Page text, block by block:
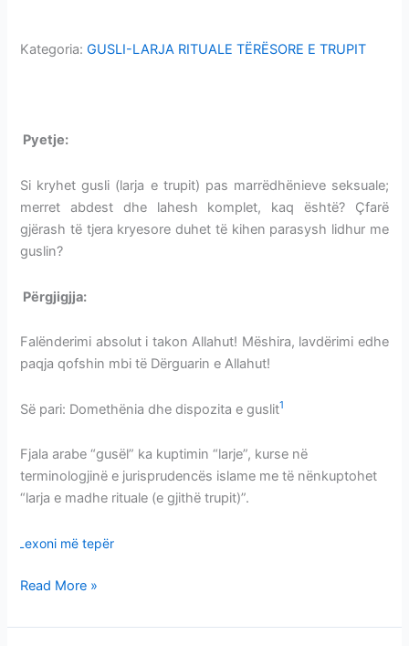
Kategoria:GUSLI-LARJA RITUALE TËRËSORE E TRUPIT
Pyetje:
Si kryhet gusli (larja e trupit) pas marrëdhënieve seksuale;
merret abdest dhe lahesh komplet, kaq është? Çfarë
gjërash të tjera kryesore duhet të kihen parasysh lidhur me
guslin?
Përgjigjja:
Falënderimi absolut i takon Allahut! Mëshira, lavdërimi edhe
paqja qofshin mbi të Dërguarin e Allahut!
Së pari: Domethënia dhe dispozita e guslit1
Fjala arabe “gusël” ka kuptimin “larje”, kurse në
terminologjinë e jurisprudencës islame me të nënkuptohet
“larja e madhe rituale (e gjithë trupit)”.
Lexoni më tepër
Read More »